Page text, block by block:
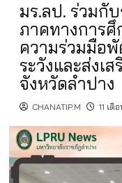
มร.ลป. ร่วมกั
ภาคทางการ
ความร่วมมือ
ระวังและส่งเ
จังหวัดลำปาง
CHANATIP.M 11 เดื